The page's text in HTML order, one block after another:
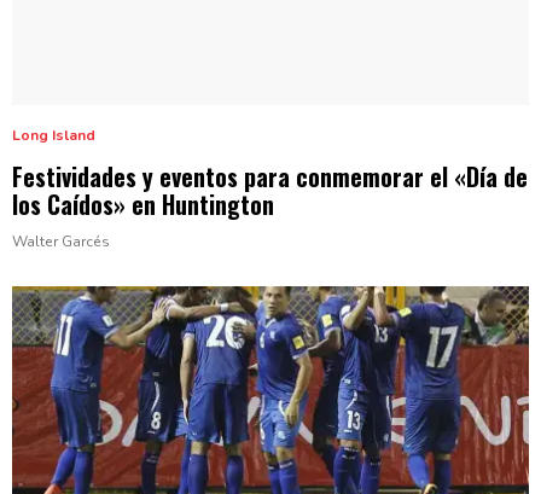
Long Island
Festividadesy eventos para conmemorar el «Día de
los Caídos» en Huntington
Walter Garcés